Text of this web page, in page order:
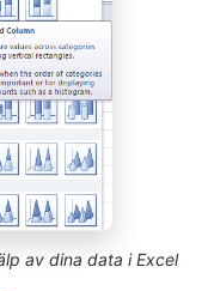
av dina data i Excel